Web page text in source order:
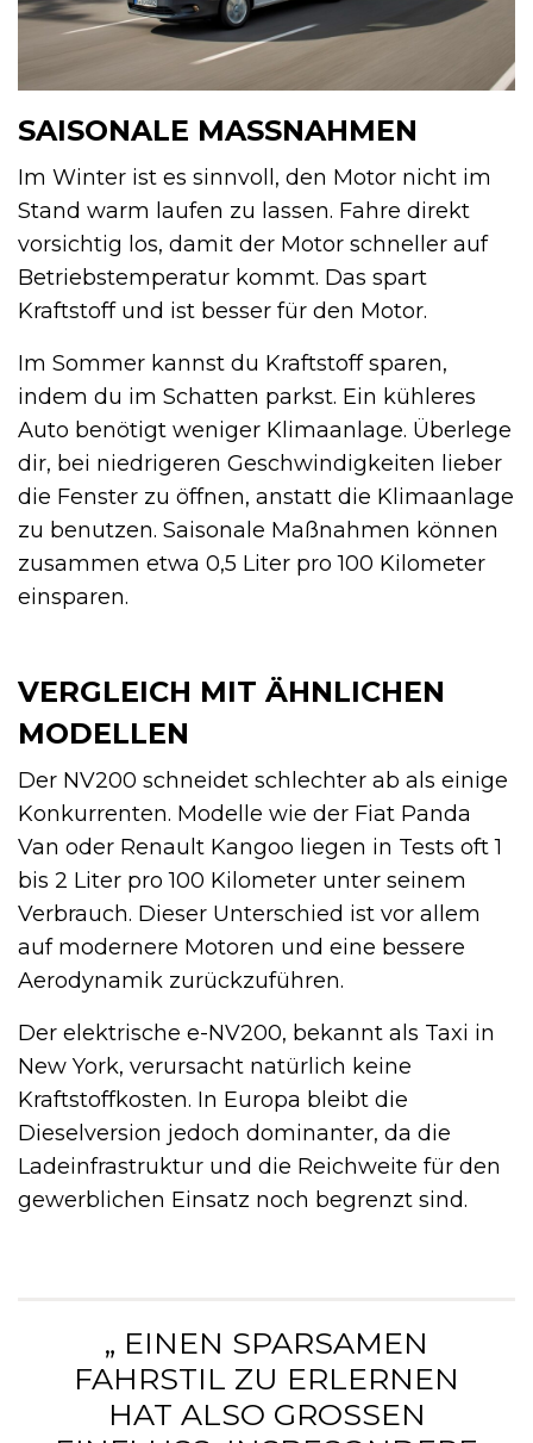
SAISONALE MASSNAHMEN
Im Winter ist es sinnvoll, den Motor nicht im
Stand warm laufen zu lassen. Fahre direkt
vorsichtig los, damit der Motor schneller auf
Betriebstemperatur kommt. Das spart
Kraftstoff und ist besser für den Motor.
Im Sommer kannst du Kraftstoff sparen,
indem du im Schatten parkst. Ein kühleres
Auto benötigt weniger Klimaanlage. Überlege
dir, bei niedrigeren Geschwindigkeiten lieber
die Fenster zu öffnen, anstatt die Klimaanlage
zu benutzen. Saisonale Maßnahmen können
zusammen etwa 0,5 Liter pro 100 Kilometer
einsparen.
VERGLEICH MIT ÄHNLICHEN
MODELLEN
Der NV200 schneidet schlechter ab als einige
Konkurrenten. Modelle wie der Fiat Panda
Van oder Renault Kangoo liegen in Tests oft 1
bis 2 Liter pro 100 Kilometer unter seinem
Verbrauch. Dieser Unterschied ist vor allem
auf modernere Motoren und eine bessere
Aerodynamik zurückzuführen.
Der elektrische e-NV200, bekannt als Taxi in
New York, verursacht natürlich keine
Kraftstoffkosten. In Europa bleibt die
Dieselversion jedoch dominanter, da die
Ladeinfrastruktur und die Reichweite für den
gewerblichen Einsatz noch begrenzt sind.
„ EINEN SPARSAMEN
FAHRSTIL ZU ERLERNEN
HAT ALSO GROSSEN E